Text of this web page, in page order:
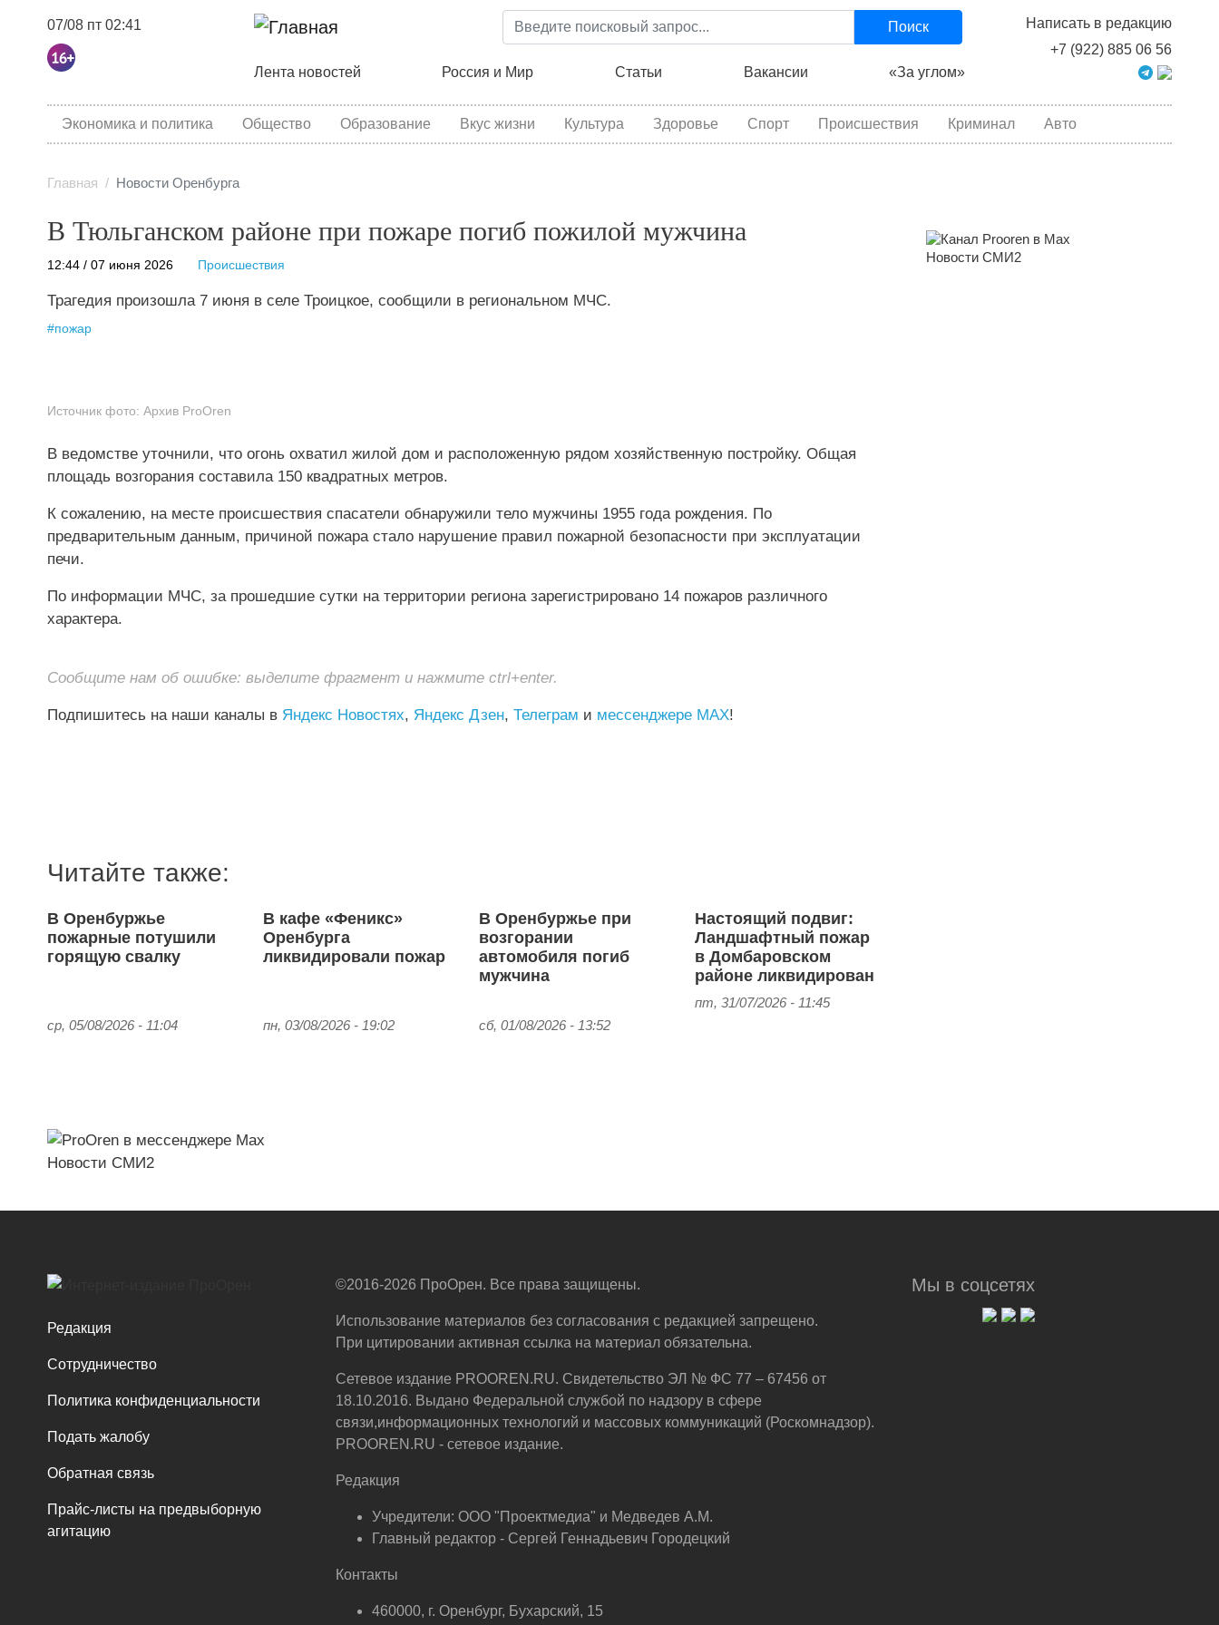
Перейти
к
содержанию
07/08 пт 02:41
Написать в редакцию
+7 (922) 885 06 56
Поиск
Основная навигация
Лента новостей Россия и Мир Статьи Вакансии «За углом»
category menu
Экономика и политика Общество Образование Вкус жизни Культура Здоровье Спорт Происшествия Криминал Авто
Главная Новости Оренбурга
В Тюльганском районе при пожаре погиб пожилой мужчина
12:44 / 07 июня 2026 Происшествия
Трагедия произошла 7 июня в селе Троицкое, сообщили в региональном МЧС.
#пожар
Источник фото: Архив ProOren
В ведомстве уточнили, что огонь охватил жилой дом и расположенную рядом хозяйственную постройку. Общая
площадь возгорания составила 150 квадратных метров.
К сожалению, на месте происшествия спасатели обнаружили тело мужчины 1955 года рождения. По
предварительным данным, причиной пожара стало нарушение правил пожарной безопасности при эксплуатации
печи.
По информации МЧС, за прошедшие сутки на территории региона зарегистрировано 14 пожаров различного
характера.
Сообщите нам об ошибке: выделите фрагмент и нажмите ctrl+enter.
Подпишитесь на наши каналы в Яндекс Новостях, Яндекс Дзен, Телеграм и мессенджере MAX!
Читайте также:
В Оренбуржье
пожарные потушили
горящую свалку
ср, 05/08/2026 - 11:04
В кафе «Феникс»
Оренбурга
ликвидировали пожар
пн, 03/08/2026 - 19:02
В Оренбуржье при
возгорании
автомобиля погиб
мужчина
сб, 01/08/2026 - 13:52
Настоящий подвиг:
Ландшафтный пожар
в Домбаровском
районе ликвидирован
пт, 31/07/2026 - 11:45
Новости СМИ2
Новости СМИ2
Редакция
Сотрудничество
Политика конфиденциальности
Подать жалобу
Обратная связь
Прайс-листы на предвыборную
агитацию
Мы в соцсетях
©2016-2026 ПроОрен. Все права защищены.
Использование материалов без согласования с редакцией запрещено.
При цитировании активная ссылка на материал обязательна.
Сетевое издание PROOREN.RU. Свидетельство ЭЛ № ФС 77 – 67456 от
18.10.2016. Выдано Федеральной службой по надзору в сфере
связи,информационных технологий и массовых коммуникаций (Роскомнадзор).
PROOREN.RU - сетевое издание.
Редакция
Учредители: ООО "Проектмедиа" и Медведев А.М.
Главный редактор - Сергей Геннадьевич Городецкий
Контакты
460000, г. Оренбург, Бухарский, 15